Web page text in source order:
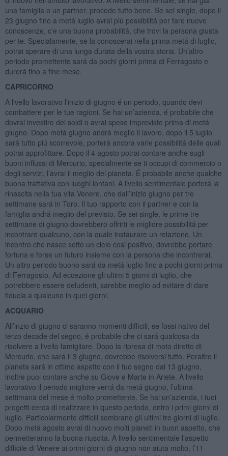
una famiglia o un partner, procede tutto bene. Se sei single, dopo il
23 giugno fino a metá luglio avrai piú possibilitá per fare nuove
conoscenze, c’e una buona probabilitá, che trovi la persona giusta
per te. Specialamente, se la conoscerai nella prima metá di luglio,
potrai sperare di una lunga durata della vostra storia. Un’altro
periodo promettente sará da pochi giorni prima di Ferragosto e
durerá fino a fine mese.
CAPRICORNO
A livello lavorativo l’inizio di giugno é un periodo, quando devi
combattere per le tue ragioni. Se hai un’azienda, é probabile che
dovrai investire dei soldi o avrai spese impreviste prima di metá
giugno. Dopo metá giugno andrá meglio il lavoro, dopo il 5 luglio
sará tutto piú scorrevole, porterá ancora varie possibilitá delle quali
potrai approfittare. Dopo il 4 agosto potrai contare anche sugli
buoni influssi di Mercurio, specialmente se ti occupi di commercio o
degli servizi, l’avrai il meglio del pianeta. É probabile anche qualche
buona trattativa con luoghi lontani. A livello sentimentale porterá la
rinascita nella tua vita Venere, che dall’inizio giugno per tre
settimane sará in Toro. Il tuo rapporto con il partner e con la
famiglia andrá meglio del previsto. Se sei single, le prime tre
settimane di giugno dovrebbero offrirti le migliore possibilitá per
incontrare qualcuno, con la quale instaurare un relazione. Un
incontro che nasce sotto un cielo cosi positivo, dovrebbe portare
fortuna e forse un futuro insieme con la persona che incontrerai.
Un altro periodo buono sará da metá luglio fino a pochi giorni prima
di Ferragosto. Ad eccezione gli ultimi 5 giorni di luglio, che
potrebbero essere deludenti, sarebbe meglio ad evitare di dare
fiducia a qualcuno in quei giorni.
ACQUARIO
All’inzio di giugno ci saranno momenti difficili, se fossi nativo del
terzo decade del segno, é probabile che ci sará qualcosa da
risolvere a livello famigliare. Dopo la ripresa di moto diretto di
Mercurio, che sará il 3 giugno, dovrebbe risolversi tutto. Peraltro il
pianeta sará in ottimo aspetto con il tuo segno dal 13 giugno,
inoltre puoi contare anche su Giove e Marte in Ariete. A livello
lavorativo il periodo migliore verrá da metá giugno, l’ultima
settimana del mese é molto promettente. Se hai un’azienda, i tuoi
progetti cerca di realizzare in questo periodo, entro i primi giorni di
luglio. Particolarmente difficili sembrano gli ultimi tre giorni di luglio.
Dopo metá agosto avrai di nuovo molti pianeti in buon aspetto, che
permetteranno la buona riuscita. A livello sentimentale l’aspetto
difficile di Venere ai primi giorni di giugno non aiuta molto, l’11